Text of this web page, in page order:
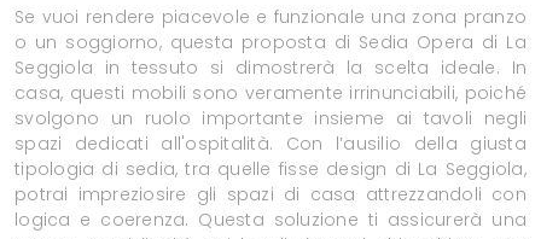
Se vuoi rendere piacevole e funzionale una zona pranzo
o un soggiorno, questa proposta di Sedia Opera di La
Seggiola in tessuto si dimostrerà la scelta ideale. In
casa, questi mobili sono veramente irrinunciabili, poiché
svolgono un ruolo importante insieme ai tavoli negli
spazi dedicati all'ospitalità. Con l’ausilio della giusta
tipologia di sedia, tra quelle fisse design di La Seggiola,
potrai impreziosire gli spazi di casa attrezzandoli con
logica e coerenza. Questa soluzione ti assicurerà una